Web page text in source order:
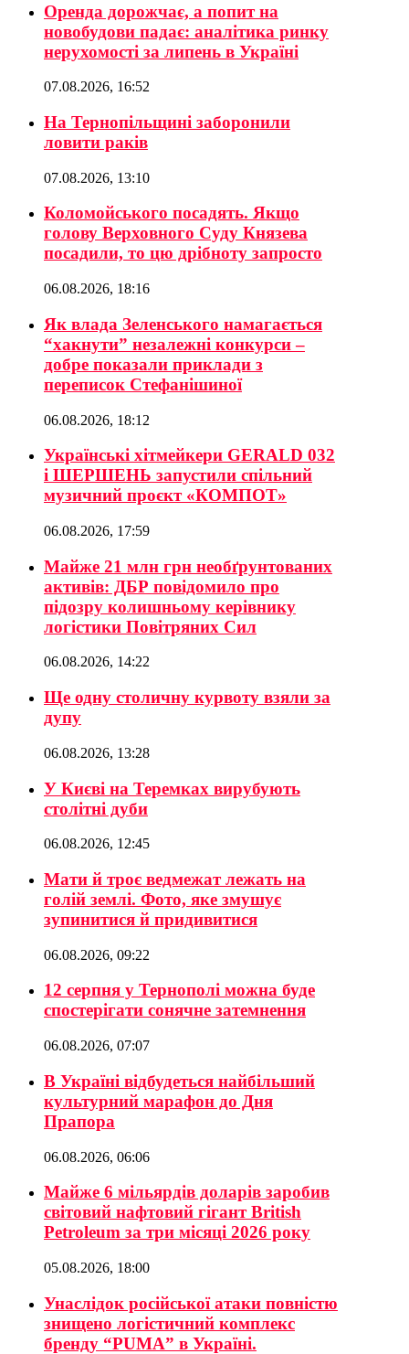
Оренда дорожчає, а попит на
новобудови падає: аналітика ринку
нерухомості за липень в Україні
07.08.2026, 16:52
На Тернопільщині заборонили
ловити раків
07.08.2026, 13:10
Коломойського посадять. Якщо
голову Верховного Суду Князева
посадили, то цю дрібноту запросто
06.08.2026, 18:16
Як влада Зеленського намагається
“хакнути” незалежні конкурси –
добре показали приклади з
переписок Стефанішиної
06.08.2026, 18:12
Українські хітмейкери GERALD 032
і ШЕРШЕНЬ запустили спільний
музичний проєкт «КОМПОТ»
06.08.2026, 17:59
Майже 21 млн грн необґрунтованих
активів: ДБР повідомило про
підозру колишньому керівнику
логістики Повітряних Сил
06.08.2026, 14:22
Ще одну столичну курвоту взяли за
дупу
06.08.2026, 13:28
У Києві на Теремках вирубують
столітні дуби
06.08.2026, 12:45
Мати й троє ведмежат лежать на
голій землі. Фото, яке змушує
зупинитися й придивитися
06.08.2026, 09:22
12 серпня у Тернополі можна буде
спостерігати сонячне затемнення
06.08.2026, 07:07
В Україні відбудеться найбільший
культурний марафон до Дня
Прапора
06.08.2026, 06:06
Майже 6 мільярдів доларів заробив
світовий нафтовий гігант British
Petroleum за три місяці 2026 року
05.08.2026, 18:00
Унаслідок російської атаки повністю
знищено логістичний комплекс
бренду “PUMA” в Україні.